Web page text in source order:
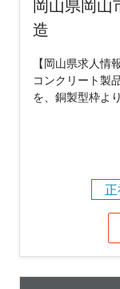
岡山県岡山
造
【岡山県求人情
コンクリート製
を、銅製型枠よ